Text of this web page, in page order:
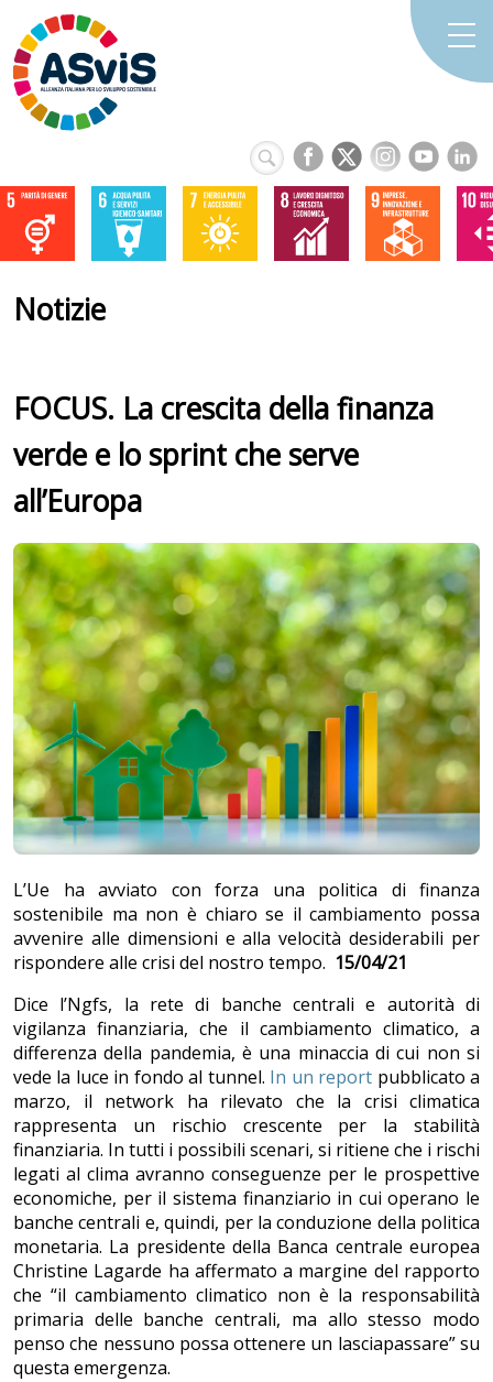
Notizie
FOCUS. La crescita della finanza
verde e lo sprint che serve
all’Europa
L’Ue ha avviato con forza una politica di finanza
sostenibile ma non è chiaro se il cambiamento possa
avvenire alle dimensioni e alla velocità desiderabili per
rispondere alle crisi del nostro tempo. 15/04/21
Dice l’Ngfs, la rete di banche centrali e autorità di
vigilanza finanziaria, che il cambiamento climatico, a
differenza della pandemia, è una minaccia di cui non si
vede la luce in fondo al tunnel. In un report pubblicato a
marzo, il network ha rilevato che la crisi climatica
rappresenta un rischio crescente per la stabilità
finanziaria. In tutti i possibili scenari, si ritiene che i rischi
legati al clima avranno conseguenze per le prospettive
economiche, per il sistema finanziario in cui operano le
banche centrali e, quindi, per la conduzione della politica
monetaria. La presidente della Banca centrale europea
Christine Lagarde ha affermato a margine del rapporto
che “il cambiamento climatico non è la responsabilità
primaria delle banche centrali, ma allo stesso modo
penso che nessuno possa ottenere un lasciapassare” su
questa emergenza.